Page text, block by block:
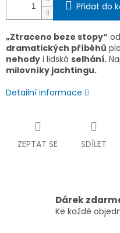
Přidat do
„Ztraceno beze stopy“ od
dramatických příběhů
nehody i lidská selhání.
milovníky jachtingu.
Detailní informace
ZEPTAT SE SDÍLET
Dárek
Ke každé